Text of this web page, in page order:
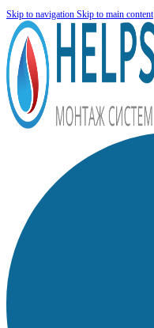
Skip to navigation Skip to main content